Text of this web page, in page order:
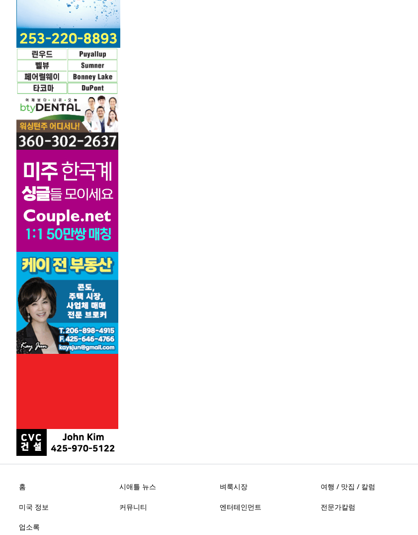
홈 시애틀 뉴스 벼룩시장 여행 / 맛집 / 칼럼
미국 정보 커뮤니티 엔터테인먼트 전문가칼럼
업소록